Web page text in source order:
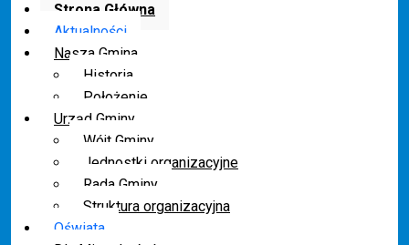
Strona Główna
Aktualności
Nasza Gmina
Historia
Położenie
Urząd Gminy
Wójt Gminy
Jednostki organizacyjne
Rada Gminy
Struktura organizacyjna
Oświata